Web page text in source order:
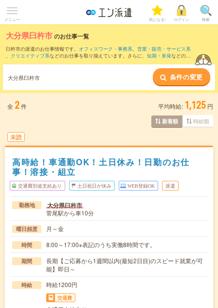
メニュー 気になる! ログイン 検索
大分県臼杵市のお仕事一覧
臼杵市の派遣のお仕事情報です。 オフィスワーク・事務系、 営業・販売・サービス系
、 クリエイティブ系などのお仕事を取り揃えています。さらに、 短期 ・ 単発などの期
また、大分市・ など隣接エリアのお仕事もご確認いただけます。
大分県臼杵市 条件の変更
全 2件 平均時給: 1,125 円
新着順 時給順
未読
高時給！車通勤OK！土日休み！日勤のお仕
事！溶接・組立
交通費別途支給あり 土日祝日が休み WEB登録OK 派遣
勤務地 大分県臼杵市
菅尾駅から車10分
曜日頻度 月～金
時間 8:00～17:00※表記のうち実働8時間です。
期間
長期【ご応募から1週間以内(最短2日目)のスピード就業が可
能】即日～
時給 時給1200円
交通費